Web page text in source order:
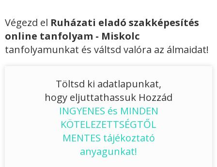
Végezd el Ruházati eladó szakképesítés
online tanfolyam - Miskolc
tanfolyamunkat és váltsd valóra az álmaidat!
Töltsd ki adatlapunkat,
hogy eljuttathassuk Hozzád
INGYENES és MINDEN
KÖTELEZETTSÉGTŐL
MENTES tájékoztató
anyagunkat!